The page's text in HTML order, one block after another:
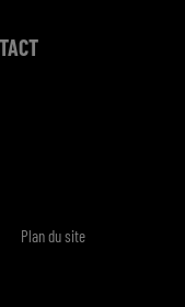
Plan du site